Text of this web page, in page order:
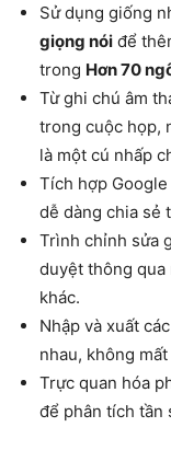
Sử dụng giống
giọng nói để
trong Hơn 70
Từ ghi chú âm
trong cuộc họp,
là một cú nhấp
Tích hợp
dễ dàng chia sẻ
Trình chỉnh sửa
duyệt thông qua
khác.
Nhập và xuất
nhau, không
Trực quan hóa
để phân tích tần